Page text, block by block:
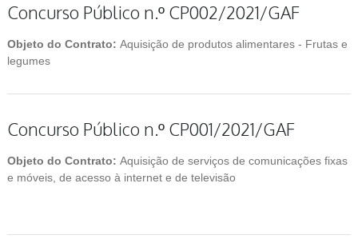
Concurso Público n.º CP002/2021/GAF
Objeto do Contrato: Aquisição de produtos alimentares - Frutas e
legumes
Concurso Público n.º CP001/2021/GAF
Objeto do Contrato: Aquisição de serviços de comunicações fixas
e móveis, de acesso à internet e de televisão